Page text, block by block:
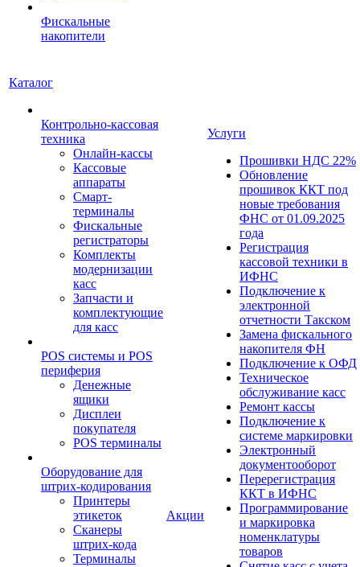
Фискальные
накопители
Каталог
Контрольно-кассовая
техника
Онлайн-кассы
Кассовые
аппараты
Смарт-
терминалы
Фискальные
регистраторы
Комплекты
модернизации
касс
Запчасти и
комплектующие
для касс
POS системы и POS
периферия
Денежные
ящики
Дисплеи
покупателя
POS терминалы
Оборудование для
штрих-кодирования
Принтеры
этикеток
Сканеры
штрих-кода
Терминалы
Акции
Услуги
Прошивки НДС 22%
Обновление
прошивок ККТ под
новые требования
ФНС от 01.09.2025
года
Регистрация
кассовой техники в
ИФНС
Подключение к
электронной
отчетности Такском
Замена фискального
накопителя ФН
Подключение к ОФД
Техническое
обслуживание касс
Ремонт кассы
Подключение к
системе маркировки
Электронный
документооборот
Перерегистрация
ККТ в ИФНС
Программирование
и маркировка
номенклатуры
товаров